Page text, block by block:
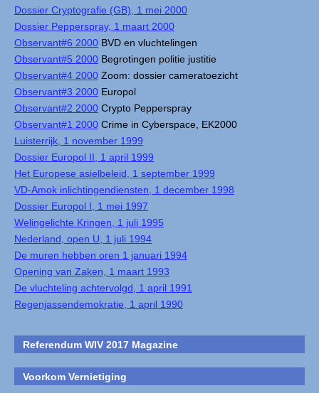
Dossier Cryptografie (GB), 1 mei 2000
Dossier Pepperspray, 1 maart 2000
Observant#6 2000 BVD en vluchtelingen
Observant#5 2000 Begrotingen politie justitie
Observant#4 2000 Zoom: dossier cameratoezicht
Observant#3 2000 Europol
Observant#2 2000 Crypto Pepperspray
Observant#1 2000 Crime in Cyberspace, EK2000
Luisterrijk, 1 november 1999
Dossier Europol II, 1 april 1999
Het Europese asielbeleid, 1 september 1999
VD-Amok inlichtingendiensten, 1 december 1998
Dossier Europol I, 1 mei 1997
Welingelichte Kringen, 1 juli 1995
Nederland, open U, 1 juli 1994
De muren hebben oren 1 januari 1994
Opening van Zaken, 1 maart 1993
De vluchteling achtervolgd, 1 april 1991
Regenjassendemokratie, 1 april 1990
Referendum WIV 2017 Magazine
Voorkom Vernietiging